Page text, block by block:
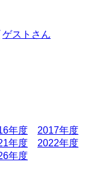
ゲストさん
年度
2017年度
年度
2022年度
年度